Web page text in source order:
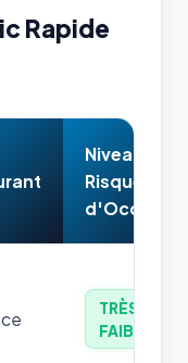
Rapide
Niveau de
Risque
d'Occasion
TRÈS
FAIBLE